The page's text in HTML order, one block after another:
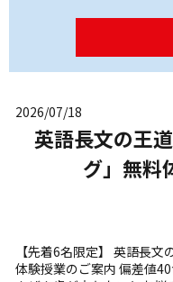
2026/07/18
英語長文の王
グ」無料
【先着6名限定】 英語長
体験授業のご案内 偏差値